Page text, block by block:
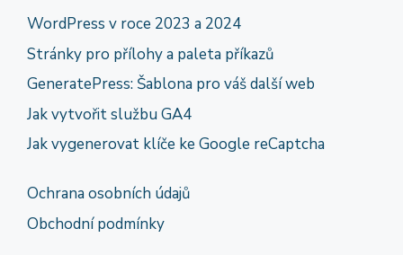
WordPress v roce 2023 a 2024
Stránky pro přílohy a paleta příkazů
GeneratePress: Šablona pro váš další web
Jak vytvořit službu GA4
Jak vygenerovat klíče ke Google reCaptcha
Ochrana osobních údajů
Obchodní podmínky